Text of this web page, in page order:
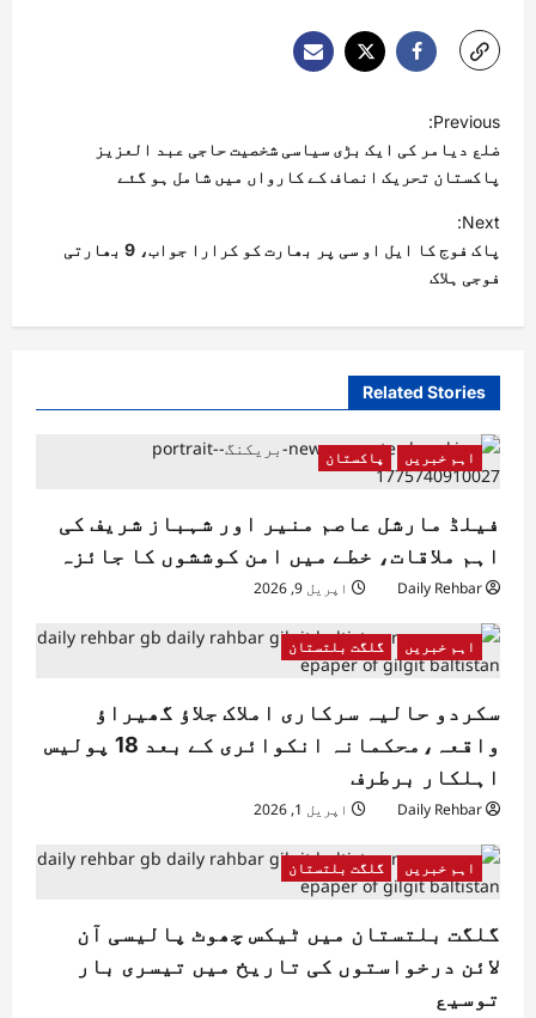
Previous:
ضلع دیامر کی ایک بڑی سیاسی شخصیت حاجی عبد العزیز
پاکستان تحریک انصاف کے کارواں میں شامل ہو گئے
Next:
پاک فوج کا ایل او سی پر بھارت کو کرارا جواب، 9 بھارتی
فوجی ہلاک
Related Stories
اہم خبریں پاکستان
فیلڈ مارشل عاصم منیر اور شہباز شریف کی
اہم ملاقات، خطے میں امن کوششوں کا جائزہ
Daily Rehbar اپریل 9, 2026
اہم خبریں گلگت بلتستان
سکردو حالیہ سرکاری املاک جلاؤ گھیراؤ
واقعہ،محکمانہ انکوائری کے بعد 18 پولیس
اہلکار برطرف
Daily Rehbar اپریل 1, 2026
اہم خبریں گلگت بلتستان
گلگت بلتستان میں ٹیکس چھوٹ پالیسی آن
لائن درخواستوں کی تاریخ میں تیسری بار
توسیع